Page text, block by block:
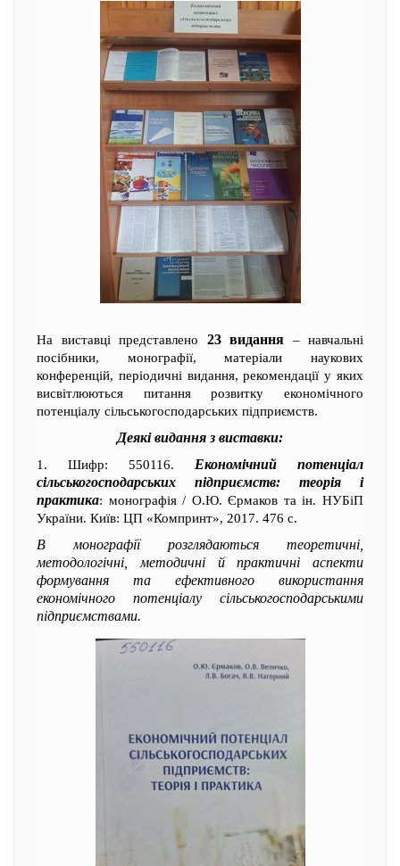
На виставці представлено 23 видання – навчальні
посібники, монографії, матеріали наукових
конференцій, періодичні видання, рекомендації у яких
висвітлюються питання розвитку економічного
потенціалу сільськогосподарських підприємств.
Деякі видання з виставки:
1. Шифр: 550116. Економічний потенціал
сільськогосподарських підприємств: теорія і
практика: монографія / О.Ю. Єрмаков та ін. НУБіП
України. Київ: ЦП «Компринт», 2017. 476 с.
В монографії розглядаються теоретичні,
методологічні, методичні й практичні аспекти
формування та ефективного використання
економічного потенціалу сільськогосподарськими
підприємствами.